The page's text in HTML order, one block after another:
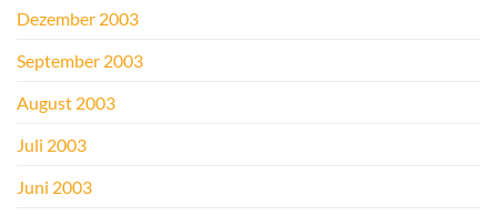
Dezember 2003
September 2003
August 2003
Juli 2003
Juni 2003